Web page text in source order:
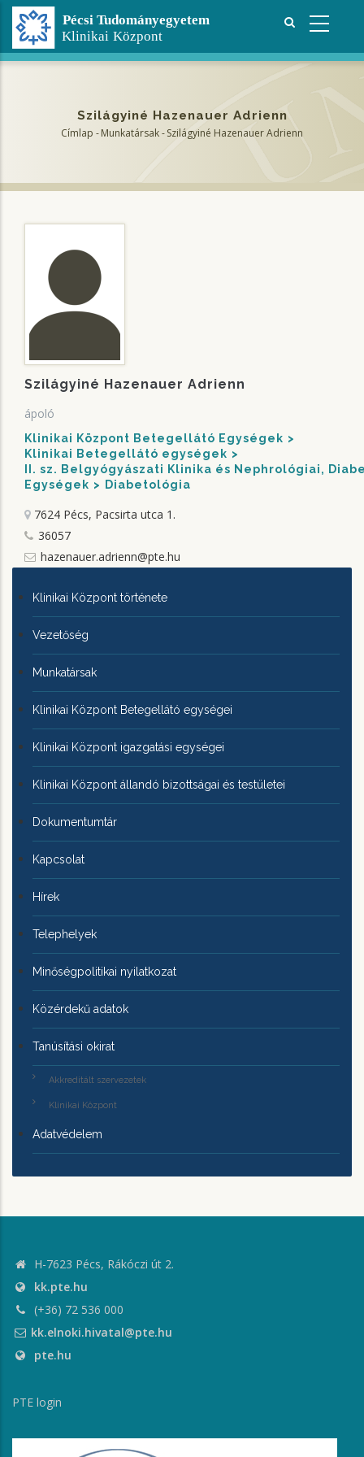
Ugrás
tartalomra
Szilágyiné Hazenauer Adrienn
Címlap -Munkatársak-Szilágyiné Hazenauer Adrienn
Szilágyiné Hazenauer Adrienn
ápoló
Klinikai Központ Betegellátó Egységek
Klinikai Betegellátó egységek
II. sz. Belgyógyászati Klinika és Nephrológiai,
Egységek
Diabetológia
7624 Pécs, Pacsirta utca 1.
36057
hazenauer.adrienn@pte.hu
KLINIKAI
KÖZPONTRÓL
Klinikai Központ története
Vezetőség
Munkatársak
Klinikai Központ Betegellátó egységei
Klinikai Központ igazgatási egységei
Klinikai Központ állandó bizottságai és testületei
Dokumentumtár
Kapcsolat
Hírek
Telephelyek
Minőségpolitikai nyilatkozat
Közérdekű adatok
Tanúsítási okirat
Akkreditált szervezetek
Klinikai Központ
Adatvédelem
H-7623 Pécs, Rákóczi út 2.
kk.pte.hu
(+36) 72 536 000
kk.elnoki.hivatal@pte.hu
pte.hu
PTE login